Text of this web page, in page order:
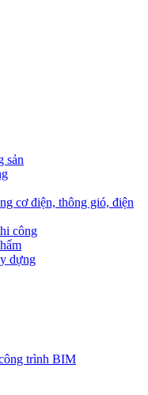
sản
cơ điện, thông gió, điện
công
dựng
trình BIM